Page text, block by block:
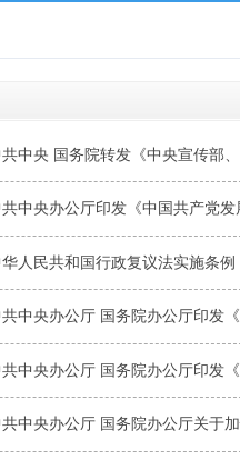
中央办公厅印发《中国共产党
人民共和国行政复议法实施条例
中央办公厅 国务院办公厅印发
中央办公厅 国务院办公厅关于